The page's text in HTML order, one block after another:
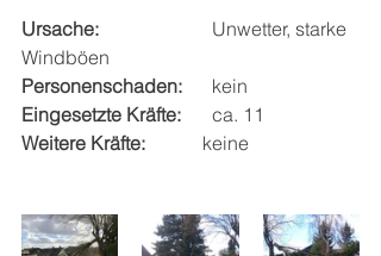
Ursache:
Windböen
Personenschaden:
	kein
Eingesetzte Kräfte:
	ca. 11
Weitere Kräfte:
	        keine